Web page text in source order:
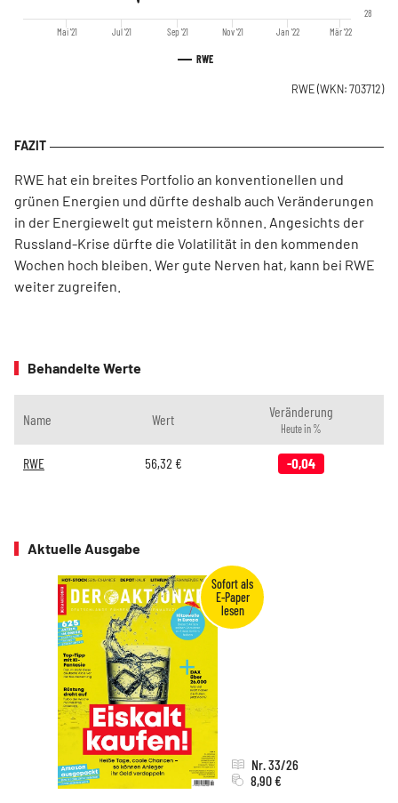
RWE
Mai '21 Jul '21 Sep '21 Nov '21 Jan '22 Mär '22
28
RWE (WKN: 703712)
RWE hat ein breites Portfolio an konventionellen und
grünen Energien und dürfte deshalb auch Veränderungen
in der Energiewelt gut meistern können. Angesichts der
Russland-Krise dürfte die Volatilität in den kommenden
Wochen hoch bleiben. Wer gute Nerven hat, kann bei RWE
weiter zugreifen.
Behandelte Werte
Name Wert Veränderung
Heute in %
RWE 56,32 € -0,04
Aktuelle Ausgabe
Nr. 33/26
8,90 €